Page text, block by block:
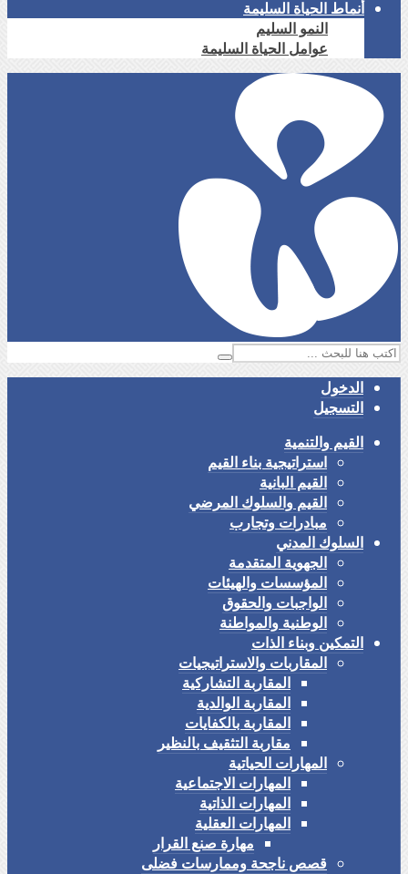
أنماط الحياة السليمة
النمو السليم
عوامل الحياة السليمة
الدخول
التسجيل
القيم والتنمية
استراتيجية بناء القيم
القيم البانية
القيم والسلوك المرضي
مبادرات وتجارب
السلوك المدني
الجهوية المتقدمة
المؤسسات والهيئات
الواجبات والحقوق
الوطنية والمواطنة
التمكين وبناء الذات
المقاربات والاستراتيجيات
المقاربة التشاركية
المقاربة الوالدية
المقاربة بالكفايات
مقاربة التثقيف بالنظير
المهارات الحياتية
المهارات الاجتماعية
المهارات الذاتية
المهارات العقلية
مهارة صنع القرار
قصص ناجحة وممارسات فضلى